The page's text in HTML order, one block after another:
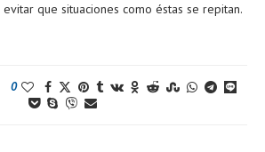
que situaciones como éstas se repitan.
0